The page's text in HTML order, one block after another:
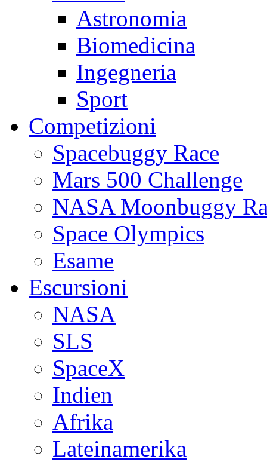
Astronomia
Biomedicina
Ingegneria
Sport
Competizioni
Spacebuggy Race
Mars 500 Challenge
NASA Moonbuggy
Space Olympics
Esame
Escursioni
NASA
SLS
SpaceX
Indien
Afrika
Lateinamerika